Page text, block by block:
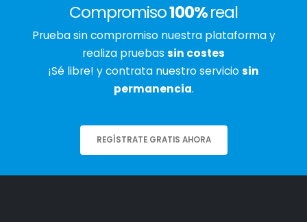
Compromiso100%real
Prueba sin compromiso nuestra plataforma y
realiza pruebas sin costes
¡Sé libre! y contrata nuestro serviciosin
permanencia.
REGÍSTRATE GRATIS AHORA